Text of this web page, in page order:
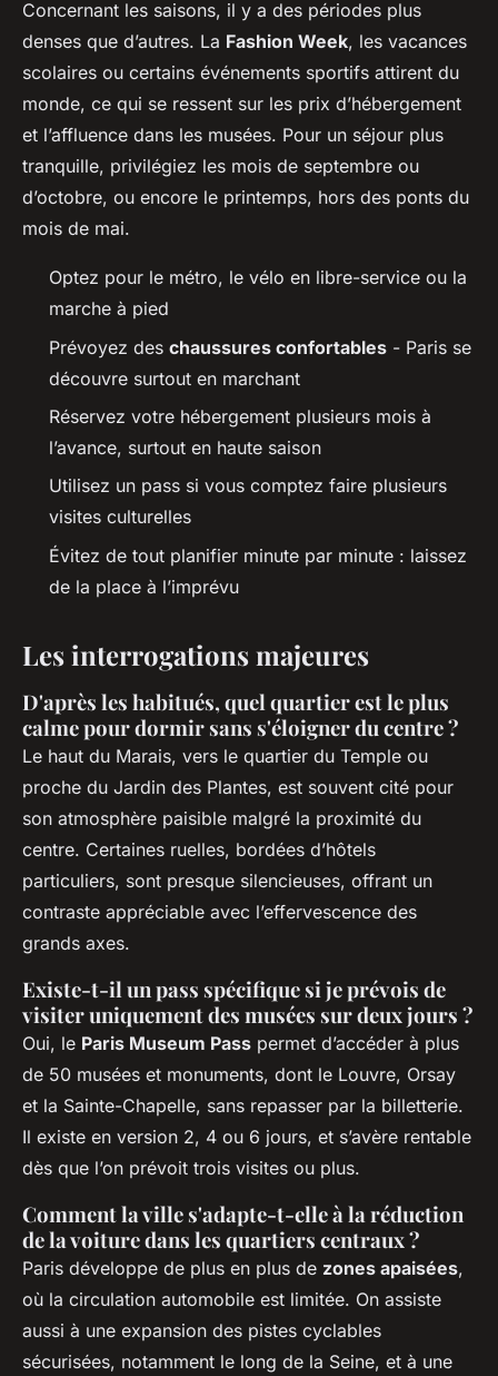
Concernant les saisons, il y a des périodes plus
denses que d’autres. La Fashion Week, les vacances
scolaires ou certains événements sportifs attirent du
monde, ce qui se ressent sur les prix d’hébergement
et l’affluence dans les musées. Pour un séjour plus
tranquille, privilégiez les mois de septembre ou
d’octobre, ou encore le printemps, hors des ponts du
mois de mai.
Optez pour le métro, le vélo en libre-service ou la
marche à pied
Prévoyez des chaussures confortables - Paris se
découvre surtout en marchant
Réservez votre hébergement plusieurs mois à
l’avance, surtout en haute saison
Utilisez un pass si vous comptez faire plusieurs
visites culturelles
Évitez de tout planifier minute par minute : laissez
de la place à l’imprévu
Les interrogations majeures
D'après les habitués, quel quartier est le plus
calme pour dormir sans s'éloigner du centre ?
Le haut du Marais, vers le quartier du Temple ou
proche du Jardin des Plantes, est souvent cité pour
son atmosphère paisible malgré la proximité du
centre. Certaines ruelles, bordées d’hôtels
particuliers, sont presque silencieuses, offrant un
contraste appréciable avec l’effervescence des
grands axes.
Existe-t-il un pass spécifique si je prévois de
visiter uniquement des musées sur deux jours ?
Oui, le Paris Museum Pass permet d’accéder à plus
de 50 musées et monuments, dont le Louvre, Orsay
et la Sainte-Chapelle, sans repasser par la billetterie.
Il existe en version 2, 4 ou 6 jours, et s’avère rentable
dès que l’on prévoit trois visites ou plus.
Comment la ville s'adapte-t-elle à la réduction
de la voiture dans les quartiers centraux ?
Paris développe de plus en plus de zones apaisées,
où la circulation automobile est limitée. On assiste
aussi à une expansion des pistes cyclables
sécurisées, notamment le long de la Seine, et à une